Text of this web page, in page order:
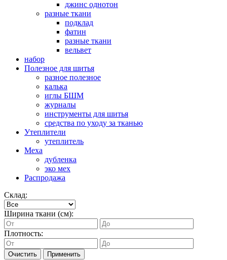
джинс однотон
разные ткани
подклад
фатин
разные ткани
вельвет
набор
Полезное для шитья
разное полезное
калька
иглы БШМ
журналы
инструменты для шитья
средства по уходу за тканью
Утеплители
утеплитель
Меха
дубленка
эко мех
Распродажа
Склад:
Ширина ткани (см):
Плотность:
Очистить Применить